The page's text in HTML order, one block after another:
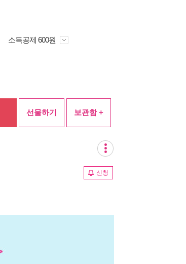
소득공제 600원
선물하기 보관함 +
신청